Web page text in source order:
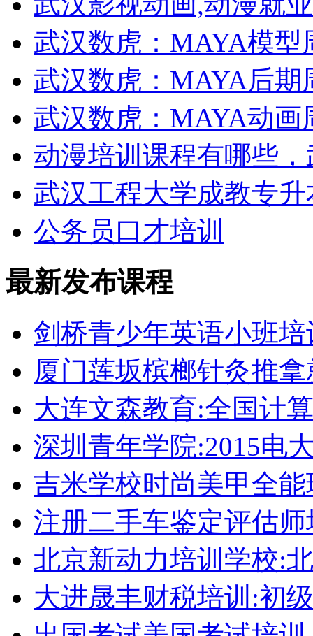
武汉数虎：MAYA模型
武汉数虎：MAYA后期
武汉数虎：MAYA动画
动漫培训课程有哪些
武汉工程大学成教专
公务员口才培训
最新发布课程
剑桥青少年英语小班培
厦门莲坂槟榔针灸推
大连文森教育:全国计
深圳青年学院:2015电
吉米学校时尚美甲全能
注册二手车鉴定评估
北京新动力培训学校:
大进晟丰财税培训:初